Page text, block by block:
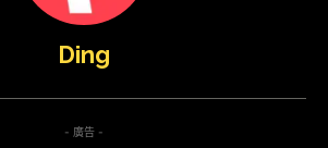
Ding
- 廣告 -